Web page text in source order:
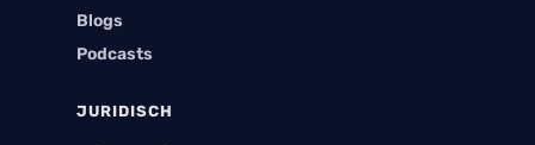
Blogs
Podcasts
JURIDISCH